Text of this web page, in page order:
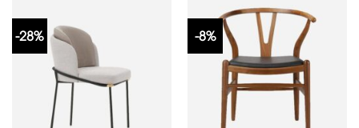
-28% -8%